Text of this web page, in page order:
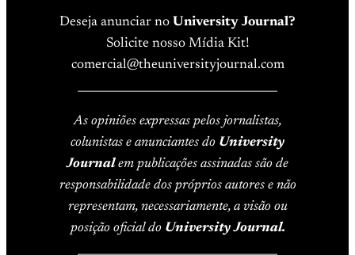
Deseja anunciar no University Journal?
Solicite nosso Mídia Kit!
comercial@theuniversityjournal.com
As opiniões expressas pelos jornalistas,
colunistas e anunciantes do University
Journalem publicações assinadas são de
responsabilidade dos próprios autores e não
representam, necessariamente, a visão ou
posição oficial do University Journal.